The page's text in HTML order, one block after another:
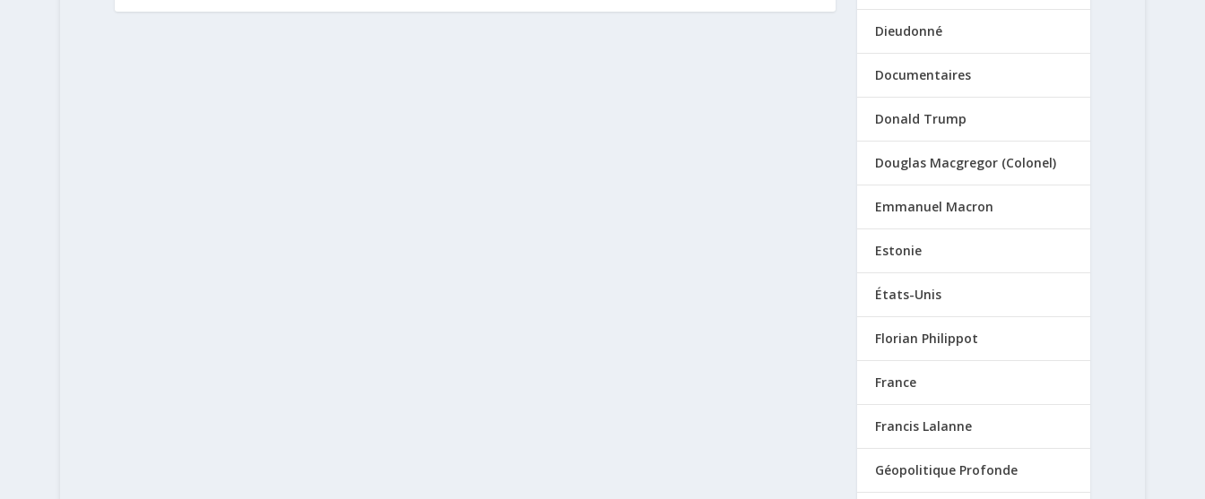
Dieudonné
Documentaires
Donald Trump
Douglas Macgregor (Colonel)
Emmanuel Macron
Estonie
États-Unis
Florian Philippot
France
Francis Lalanne
Géopolitique Profonde